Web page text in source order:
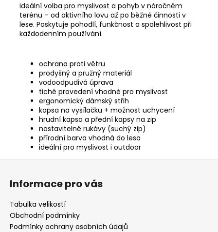
Ideální volba pro myslivost a pohyb v náročném
terénu – od aktivního lovu až po běžné činnosti v
lese. Poskytuje pohodlí, funkčnost a spolehlivost při
každodenním používání.
ochrana proti větru
prodyšný a pružný materiál
vodoodpudivá úprava
tiché provedení vhodné pro myslivost
ergonomický dámský střih
kapsa na vysílačku + možnost uchycení
hrudní kapsa a přední kapsy na zip
nastavitelné rukávy (suchý zip)
přírodní barva vhodná do lesa
ideální pro myslivost i outdoor
Z
Informace pro vás
Tabulka velikostí
Obchodní podmínky
Podmínky ochrany osobních údajů